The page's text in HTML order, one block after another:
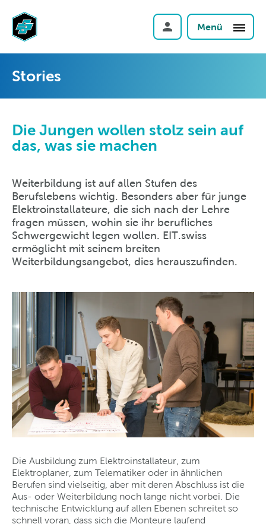
Menü
Stories
Die Jungen wollen stolz sein auf
das, was sie machen
Weiterbildung ist auf allen Stufen des
Berufslebens wichtig. Besonders aber für junge
Elektroinstallateure, die sich nach der Lehre
fragen müssen, wohin sie ihr berufliches
Schwergewicht legen wollen. EIT.swiss
ermöglicht mit seinem breiten
Weiterbildungsangebot, dies herauszufinden.
Die Ausbildung zum Elektroinstallateur, zum
Elektroplaner, zum Telematiker oder in ähnlichen
Berufen sind vielseitig, aber mit deren Abschluss ist die
Aus- oder Weiterbildung noch lange nicht vorbei. Die
technische Entwicklung auf allen Ebenen schreitet so
schnell voran, dass sich die Monteure laufend